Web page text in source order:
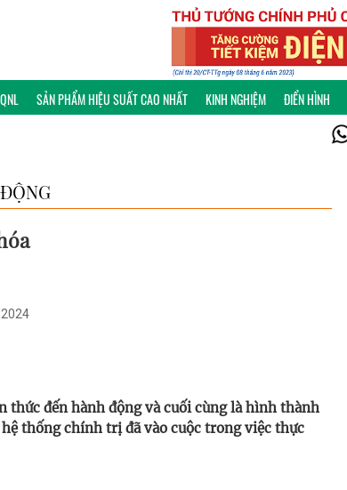
SẢN PHẨM HIỆU SUẤT CAO NHẤT KINH NGHIỆM ĐIỂN HÌNH
đến hành động và cuối cùng là hình thành
thống chính trị đã vào cuộc trong việc thực